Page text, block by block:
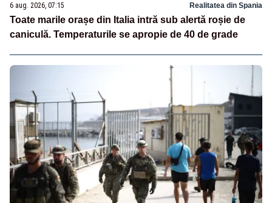
6 aug. 2026, 07:15 Realitatea din Spania
Toate marile orașe din Italia intră sub alertă roșie de
caniculă. Temperaturile se apropie de 40 de grade